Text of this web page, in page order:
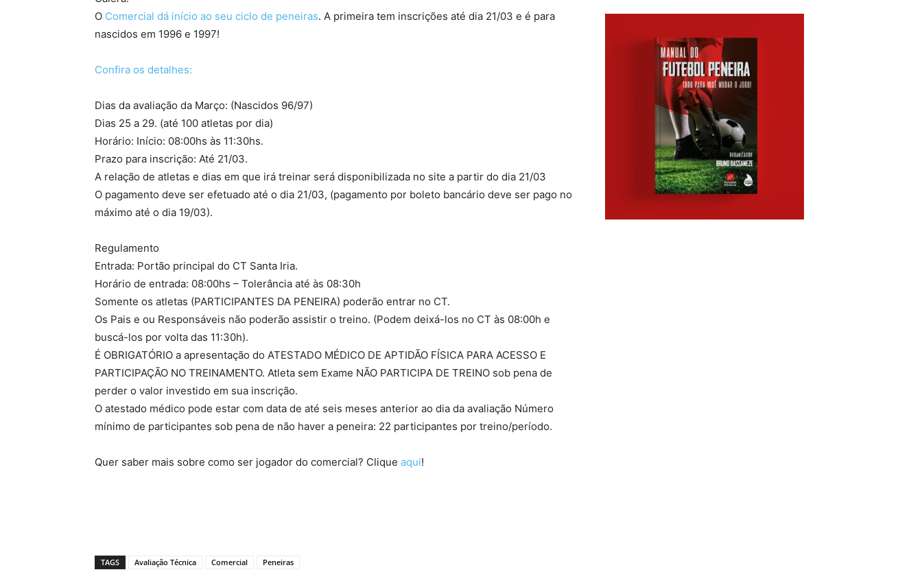
O Comercial dá início ao seu ciclo de peneiras. A primeira tem inscrições até dia 21/03 e é para
nascidos em 1996 e 1997!
Confira os detalhes:
Dias da avaliação da Março: (Nascidos 96/97)
Dias 25 a 29. (até 100 atletas por dia)
Horário: Início: 08:00hs às 11:30hs.
Prazo para inscrição: Até 21/03.
A relação de atletas e dias em que irá treinar será disponibilizada no site a partir do dia 21/03
O pagamento deve ser efetuado até o dia 21/03, (pagamento por boleto bancário deve ser pago no
máximo até o dia 19/03).
Regulamento
Entrada: Portão principal do CT Santa Iria.
Horário de entrada: 08:00hs – Tolerância até às 08:30h
Somente os atletas (PARTICIPANTES DA PENEIRA) poderão entrar no CT.
Os Pais e ou Responsáveis não poderão assistir o treino. (Podem deixá-los no CT às 08:00h e
buscá-los por volta das 11:30h).
É OBRIGATÓRIO a apresentação do ATESTADO MÉDICO DE APTIDÃO FÍSICA PARA ACESSO E
PARTICIPAÇÃO NO TREINAMENTO. Atleta sem Exame NÃO PARTICIPA DE TREINO sob pena de
perder o valor investido em sua inscrição.
O atestado médico pode estar com data de até seis meses anterior ao dia da avaliação Número
mínimo de participantes sob pena de não haver a peneira: 22 participantes por treino/período.
Quer saber mais sobre como ser jogador do comercial? Clique aqui!
TAGS Avaliação Técnica Comercial Peneiras